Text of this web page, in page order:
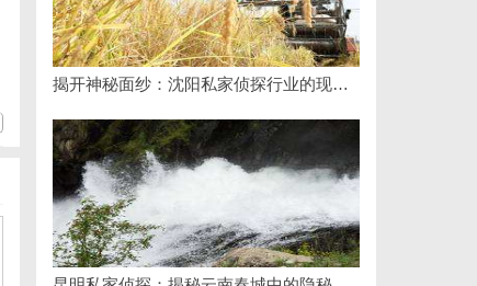
揭开神秘面纱：沈阳私家侦探行业的现状与发展